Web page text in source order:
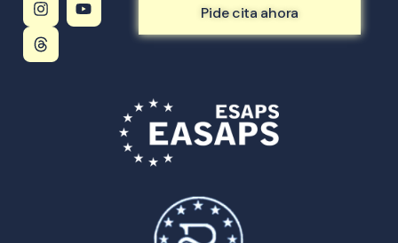
n
t
a
o
u
h
e
a
Pide cita ahora